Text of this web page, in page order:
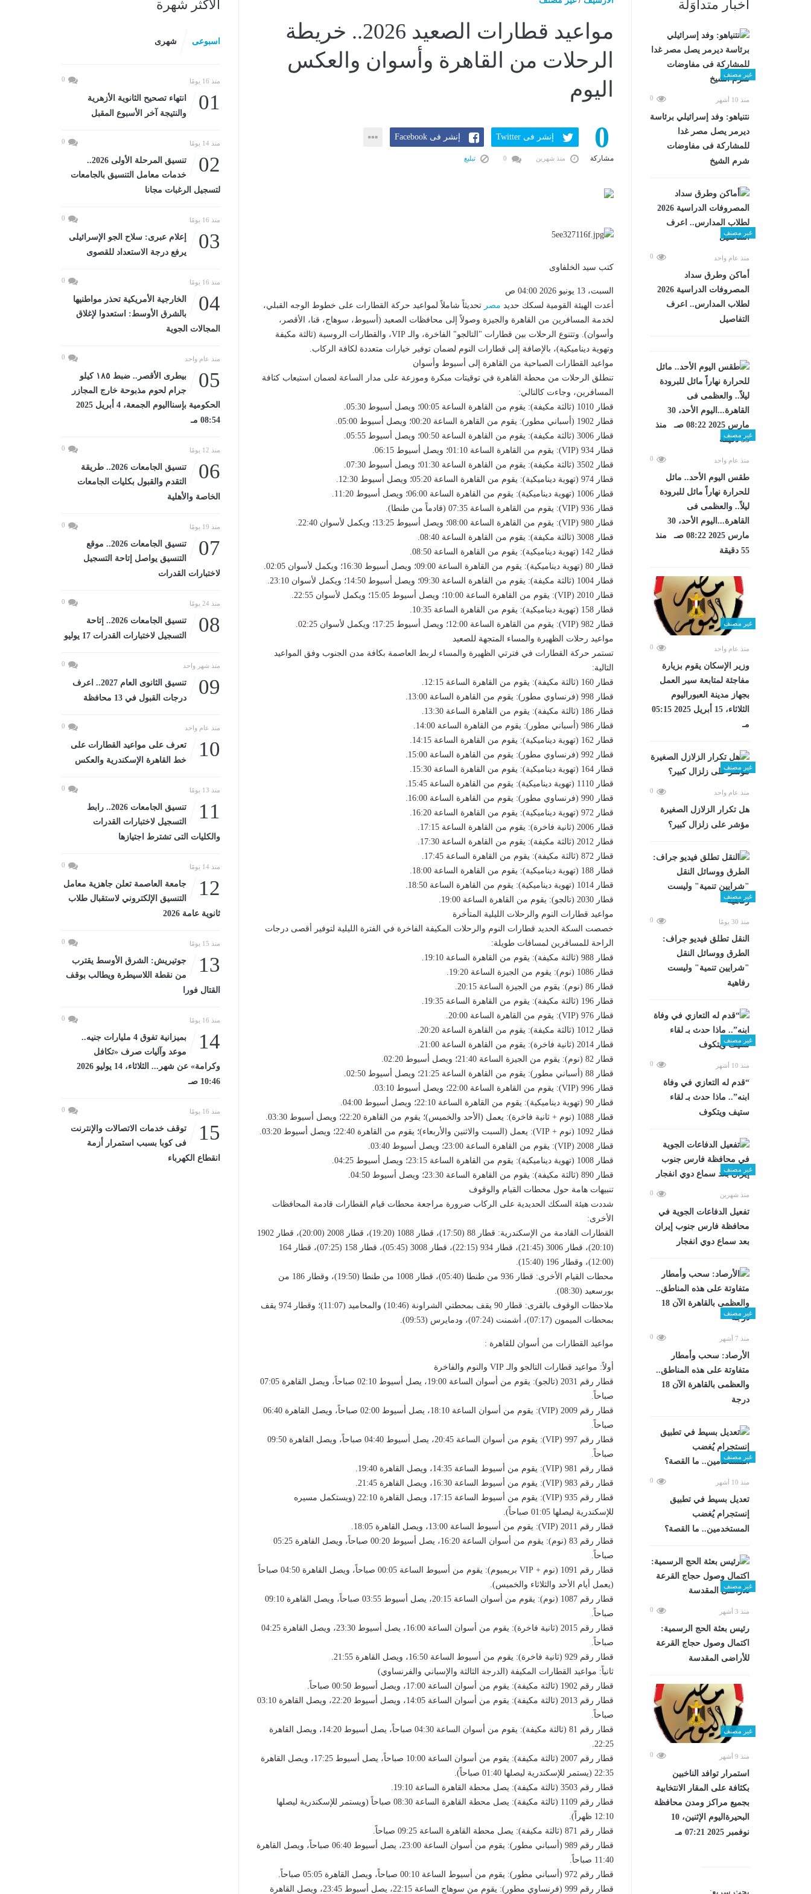
أخبار متداوَلة
غير مصنف
منذ 10 أشهر 0
نتنياهو: وفد إسرائيلي برئاسة
ديرمر يصل مصر غدا
للمشاركة فى مفاوضات
شرم الشيخ
غير مصنف
منذ عام واحد 0
أماكن وطرق سداد
المصروفات الدراسية 2026
لطلاب المدارس.. اعرف
التفاصيل
غير مصنف
منذ عام واحد 0
طقس اليوم الأحد.. مائل
للحرارة نهاراً مائل للبرودة
ليلاً.. والعظمى فى
القاهرة...اليوم الأحد، 30
مارس 2025 08:22 صـ منذ
55 دقيقة
غير مصنف
منذ عام واحد 0
وزير الإسكان يقوم بزيارة
مفاجئة لمتابعة سير العمل
بجهاز مدينة العبوراليوم
الثلاثاء، 15 أبريل 2025 05:15
مـ
غير مصنف
منذ عام واحد 0
هل تكرار الزلازل الصغيرة
مؤشر على زلزال كبير؟
غير مصنف
منذ 30 يومًا 0
​النقل تطلق فيديو جراف:
الطرق ووسائل النقل
"شرايين تنمية" وليست
رفاهية
غير مصنف
منذ 10 أشهر 0
“قدم له التعازي في وفاة
ابنه”.. ماذا حدث بـ لقاء
ستيف ويتكوف
غير مصنف
منذ شهرين 0
تفعيل الدفاعات الجوية في
محافظة فارس جنوب إيران
بعد سماع دوي انفجار
غير مصنف
منذ 7 أشهر 0
الأرصاد: سحب وأمطار
متفاوتة على هذه المناطق..
والعظمى بالقاهرة الآن 18
درجة
غير مصنف
منذ 10 أشهر 0
تعديل بسيط في تطبيق
إنستجرام يُغضب
المستخدمين.. ما القصة؟
غير مصنف
منذ 3 أشهر 0
رئيس بعثة الحج الرسمية:
اكتمال وصول حجاج القرعة
للأراضى المقدسة
غير مصنف
منذ 9 أشهر 0
استمرار توافد الناخبين
بكثافة على المقار الانتخابية
بجميع مراكز ومدن محافظة
البحيرةاليوم الإثنين، 10
نوفمبر 2025 07:21 مـ
بحث سريع:
مواعيد قطارات الصعيد 2026.. خريطة
الرحلات من القاهرة وأسوان والعكس
اليوم
0
مشاركة
إنشر فى Twitter إنشر فى Facebook
منذ شهرين تبليغ
كتب سيد الخلفاوى
السبت، 13 يونيو 2026 04:00 ص
أعدت الهيئة القومية لسكك حديد مصر تحديثاً شاملاً لمواعيد حركة القطارات على خطوط الوجه القبلي،
لخدمة المسافرين من القاهرة والجيزة وصولاً إلى محافظات الصعيد (أسيوط، سوهاج، قنا، الأقصر،
وأسوان). وتتنوع الرحلات بين قطارات "التالجو" الفاخرة، والـ VIP، والقطارات الروسية (ثالثة مكيفة
وتهوية ديناميكية)، بالإضافة إلى قطارات النوم لضمان توفير خيارات متعددة لكافة الركاب.
مواعيد القطارات الصباحية من القاهرة إلى أسيوط وأسوان
تنطلق الرحلات من محطة القاهرة في توقيتات مبكرة وموزعة على مدار الساعة لضمان استيعاب كثافة
المسافرين، وجاءت كالتالي:
قطار 1010 (ثالثة مكيفة): يقوم من القاهرة الساعة 00:05؛ ويصل أسيوط 05:30.
قطار 1902 (أسباني مطور): يقوم من القاهرة الساعة 00:20؛ ويصل أسيوط 05:00.
قطار 3006 (ثالثة مكيفة): يقوم من القاهرة الساعة 00:50؛ ويصل أسيوط 05:55.
قطار 934 (VIP): يقوم من القاهرة الساعة 01:10؛ ويصل أسيوط 06:15.
قطار 3502 (ثالثة مكيفة): يقوم من القاهرة الساعة 01:30؛ ويصل أسيوط 07:30.
قطار 974 (تهوية ديناميكية): يقوم من القاهرة الساعة 05:20؛ ويصل أسيوط 12:30.
قطار 1006 (تهوية ديناميكية): يقوم من القاهرة الساعة 06:00؛ ويصل أسيوط 11:20.
قطار 936 (VIP): يقوم من القاهرة الساعة 07:35 (قادماً من طنطا).
قطار 980 (VIP): يقوم من القاهرة الساعة 08:00؛ ويصل أسيوط 13:25؛ ويكمل لأسوان 22:40.
قطار 3008 (ثالثة مكيفة): يقوم من القاهرة الساعة 08:40.
قطار 142 (تهوية ديناميكية): يقوم من القاهرة الساعة 08:50.
قطار 80 (تهوية ديناميكية): يقوم من القاهرة الساعة 09:00؛ ويصل أسيوط 16:30؛ ويكمل لأسوان 02:05.
قطار 1004 (ثالثة مكيفة): يقوم من القاهرة الساعة 09:30؛ ويصل أسيوط 14:50؛ ويكمل لأسوان 23:10.
قطار 2010 (VIP): يقوم من القاهرة الساعة 10:00؛ ويصل أسيوط 15:05؛ ويكمل لأسوان 22:55.
قطار 158 (تهوية ديناميكية): يقوم من القاهرة الساعة 10:35.
قطار 982 (VIP): يقوم من القاهرة الساعة 12:00؛ ويصل أسيوط 17:25؛ ويكمل لأسوان 02:25.
مواعيد رحلات الظهيرة والمساء المتجهة للصعيد
تستمر حركة القطارات في فترتي الظهيرة والمساء لربط العاصمة بكافة مدن الجنوب وفق المواعيد
التالية:
قطار 160 (ثالثة مكيفة): يقوم من القاهرة الساعة 12:15.
قطار 998 (فرنساوي مطور): يقوم من القاهرة الساعة 13:00.
قطار 186 (ثالثة مكيفة): يقوم من القاهرة الساعة 13:30.
قطار 986 (أسباني مطور): يقوم من القاهرة الساعة 14:00.
قطار 162 (تهوية ديناميكية): يقوم من القاهرة الساعة 14:15.
قطار 992 (فرنساوي مطور): يقوم من القاهرة الساعة 15:00.
قطار 164 (تهوية ديناميكية): يقوم من القاهرة الساعة 15:30.
قطار 1110 (تهوية ديناميكية): يقوم من القاهرة الساعة 15:45.
قطار 990 (فرنساوي مطور): يقوم من القاهرة الساعة 16:00.
قطار 972 (تهوية ديناميكية): يقوم من القاهرة الساعة 16:20.
قطار 2006 (ثانية فاخرة): يقوم من القاهرة الساعة 17:15.
قطار 2012 (ثالثة مكيفة): يقوم من القاهرة الساعة 17:30.
قطار 872 (ثالثة مكيفة): يقوم من القاهرة الساعة 17:45.
قطار 188 (تهوية ديناميكية): يقوم من القاهرة الساعة 18:00.
قطار 1014 (تهوية ديناميكية): يقوم من القاهرة الساعة 18:50.
قطار 2030 (تالجو): يقوم من القاهرة الساعة 19:00.
مواعيد قطارات النوم والرحلات الليلية المتأخرة
خصصت السكة الحديد قطارات النوم والرحلات المكيفة الفاخرة في الفترة الليلية لتوفير أقصى درجات
الراحة للمسافرين لمسافات طويلة:
قطار 988 (ثالثة مكيفة): يقوم من القاهرة الساعة 19:10.
قطار 1086 (نوم): يقوم من الجيزة الساعة 19:20.
قطار 86 (نوم): يقوم من الجيزة الساعة 20:15.
قطار 196 (ثالثة مكيفة): يقوم من القاهرة الساعة 19:35.
قطار 976 (VIP): يقوم من القاهرة الساعة 20:00.
قطار 1012 (ثالثة مكيفة): يقوم من القاهرة الساعة 20:20.
قطار 2014 (ثانية فاخرة): يقوم من القاهرة الساعة 21:00.
قطار 82 (نوم): يقوم من الجيزة الساعة 21:40؛ ويصل أسيوط 02:20.
قطار 88 (أسباني مطور): يقوم من القاهرة الساعة 21:25؛ ويصل أسيوط 02:50.
قطار 996 (VIP): يقوم من القاهرة الساعة 22:00؛ ويصل أسيوط 03:10.
قطار 90 (تهوية ديناميكية): يقوم من القاهرة الساعة 22:10؛ ويصل أسيوط 04:00.
قطار 1088 (نوم + ثانية فاخرة): يعمل (الأحد والخميس)؛ يقوم من القاهرة 22:20؛ ويصل أسيوط 03:30.
قطار 1092 (نوم + VIP): يعمل (السبت والاثنين والأربعاء)؛ يقوم من القاهرة 22:40؛ ويصل أسيوط 03:20.
قطار 2008 (VIP): يقوم من القاهرة الساعة 23:00؛ ويصل أسيوط 03:40.
قطار 1008 (تهوية ديناميكية): يقوم من القاهرة الساعة 23:15؛ ويصل أسيوط 04:25.
قطار 890 (ثالثة مكيفة): يقوم من القاهرة الساعة 23:30؛ ويصل أسيوط 04:50.
تنبيهات هامة حول محطات القيام والوقوف
شددت هيئة السكك الحديدية على الركاب ضرورة مراجعة محطات قيام القطارات قادمة المحافظات
الأخرى:
القطارات القادمة من الإسكندرية: قطار 88 (17:50)، قطار 1088 (19:20)، قطار 2008 (20:00)، قطار 1902
(20:10)، قطار 3006 (21:45)، قطار 934 (22:15)، قطار 3008 (05:45)، قطار 158 (07:25)، قطار 164
(12:00)، وقطار 196 (15:40).
محطات القيام الأخرى: قطار 936 من طنطا (05:40)، قطار 1008 من طنطا (19:50)، وقطار 186 من
بورسعيد (08:30).
ملاحظات الوقوف بالقرى: قطار 90 يقف بمحطتي الشراونة (10:46) والمحاميد (11:07)؛ وقطار 974 يقف
بمحطات الميمون (07:17)، أشمنت (07:24)، ودمايرس (09:53).
مواعيد القطارات من أسوان للقاهرة :
أولاً: مواعيد قطارات التالجو والـ VIP والنوم والفاخرة
قطار رقم 2031 (تالجو): يقوم من أسوان الساعة 19:00، يصل أسيوط 02:10 صباحاً، ويصل القاهرة 07:05
صباحاً.
قطار رقم 2009 (VIP): يقوم من أسوان الساعة 18:10، يصل أسيوط 02:00 صباحاً، ويصل القاهرة 06:40
صباحاً.
قطار رقم 997 (VIP): يقوم من أسوان الساعة 20:45، يصل أسيوط 04:40 صباحاً، ويصل القاهرة 09:50
صباحاً.
قطار رقم 981 (VIP): يقوم من أسيوط الساعة 14:35، ويصل القاهرة 19:40.
قطار رقم 983 (VIP): يقوم من أسيوط الساعة 16:30، ويصل القاهرة 21:45.
قطار رقم 935 (VIP): يقوم من أسيوط الساعة 17:15، ويصل القاهرة 22:10 (ويستكمل مسيره
للإسكندرية ليصلها 01:05 صباحاً).
قطار رقم 2011 (VIP): يقوم من أسيوط الساعة 13:00، ويصل القاهرة 18:05.
قطار رقم 83 (نوم): يقوم من أسوان الساعة 16:20، يصل أسيوط 00:20 صباحاً، ويصل القاهرة 05:25
صباحاً.
قطار رقم 1091 (نوم + VIP بريميوم): يقوم من أسيوط الساعة 00:05 صباحاً، ويصل القاهرة 04:50 صباحاً
(يعمل أيام الأحد والثلاثاء والخميس).
قطار رقم 1087 (نوم): يقوم من أسوان الساعة 20:15، يصل أسيوط 03:55 صباحاً، ويصل القاهرة 09:10
صباحاً.
قطار رقم 2015 (ثانية فاخرة): يقوم من أسوان الساعة 16:00، يصل أسيوط 23:30، ويصل القاهرة 04:25
صباحاً.
قطار رقم 929 (ثانية فاخرة): يقوم من أسيوط الساعة 16:50، ويصل القاهرة 21:55.
ثانياً: مواعيد القطارات المكيفة (الدرجة الثالثة والإسباني والفرنساوي)
قطار رقم 1902 (ثالثة مكيفة): يقوم من أسوان الساعة 17:00، ويصل أسيوط 00:50 صباحاً.
قطار رقم 2013 (ثالثة مكيفة): يقوم من أسوان الساعة 14:05، ويصل أسيوط 22:20، ويصل القاهرة 03:10
صباحاً.
قطار رقم 81 (ثالثة مكيفة): يقوم من أسوان الساعة 04:30 صباحاً، يصل أسيوط 14:20، ويصل القاهرة
22:25.
قطار رقم 2007 (ثالثة مكيفة): يقوم من أسوان الساعة 10:00 صباحاً، يصل أسيوط 17:25، ويصل القاهرة
22:35 (يستمر للإسكندرية ليصلها 01:40 صباحاً).
قطار رقم 3503 (ثالثة مكيفة): يصل محطة القاهرة الساعة 19:10.
قطار رقم 1109 (ثالثة مكيفة): يصل محطة القاهرة الساعة 08:30 صباحاً (ويستمر للإسكندرية ليصلها
12:10 ظهراً).
قطار رقم 871 (ثالثة مكيفة): يصل محطة القاهرة الساعة 09:25 صباحاً.
قطار رقم 989 (أسباني مطور): يقوم من أسوان الساعة 23:00، يصل أسيوط 06:40 صباحاً، ويصل القاهرة
11:40 صباحاً.
قطار رقم 972 (أسباني مطور): يقوم من أسيوط الساعة 00:10 صباحاً، ويصل القاهرة 05:05 صباحاً.
قطار رقم 999 (فرنساوي مطور): يقوم من سوهاج الساعة 22:15، يصل أسيوط 23:45، ويصل القاهرة
الأكثر شهرة
اسبوعى شهرى
منذ 16 يومًا 0
01
انتهاء تصحيح الثانوية الأزهرية
والنتيجة آخر الأسبوع المقبل
منذ 14 يومًا 0
02
تنسيق المرحلة الأولى 2026..
خدمات معامل التنسيق بالجامعات
لتسجيل الرغبات مجانا
منذ 16 يومًا 0
03
إعلام عبرى: سلاح الجو الإسرائيلى
يرفع درجة الاستعداد للقصوى
منذ 16 يومًا 0
04
الخارجية الأمريكية تحذر مواطنيها
بالشرق الأوسط: استعدوا لإغلاق
المجالات الجوية
منذ عام واحد 0
05
بيطرى الأقصر.. ضبط ١٨٥ كيلو
جرام لحوم مذبوحة خارج المجازر
الحكومية بإسنااليوم الجمعة، 4 أبريل 2025
08:54 مـ
منذ 12 يومًا 0
06
تنسيق الجامعات 2026.. طريقة
التقدم والقبول بكليات الجامعات
الخاصة والأهلية
منذ 19 يومًا 0
07
تنسيق الجامعات 2026.. موقع
التنسيق يواصل إتاحة التسجيل
لاختبارات القدرات
منذ 24 يومًا 0
08
تنسيق الجامعات 2026.. إتاحة
التسجيل لاختبارات القدرات 17 يوليو
منذ شهر واحد 0
09
تنسيق الثانوى العام 2027.. اعرف
درجات القبول في 13 محافظة
منذ عام واحد 0
10
تعرف على مواعيد القطارات على
خط القاهرة الإسكندرية والعكس
منذ 13 يومًا 0
11
تنسيق الجامعات 2026.. رابط
التسجيل لاختبارات القدرات
والكليات التى تشترط اجتيازها
منذ 14 يومًا 0
12
جامعة العاصمة تعلن جاهزية معامل
التنسيق الإلكتروني لاستقبال طلاب
ثانوية عامة 2026
منذ 15 يومًا 0
13
جوتيريش: الشرق الأوسط يقترب
من نقطة اللاسيطرة ويطالب بوقف
القتال فورا
منذ 16 يومًا 0
14
بميزانية تفوق 4 مليارات جنيه..
موعد وآليات صرف «تكافل
وكرامة» عن شهر... الثلاثاء، 14 يوليو 2026
10:46 صـ
منذ 16 يومًا 0
15
توقف خدمات الاتصالات والإنترنت
فى كوبا بسبب استمرار أزمة
انقطاع الكهرباء